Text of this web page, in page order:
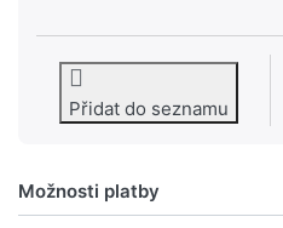
Přidat do seznamu
Možnosti platby